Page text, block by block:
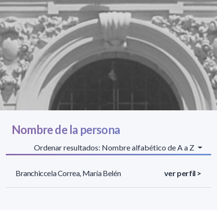
Nombre de la persona
Ordenar resultados: Nombre alfabético de A a Z
Branchiccela Correa, María Belén ver perfil >